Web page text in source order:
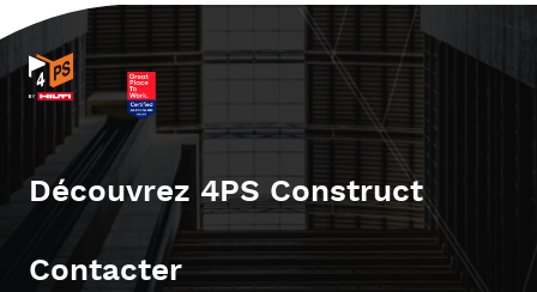
Découvrez 4PS Construct
Contacter